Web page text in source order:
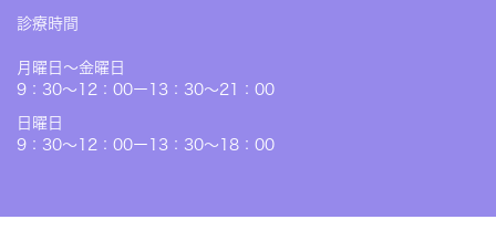
診療時間
月曜日〜金曜日
9：30～12：00ー13：30～21：00
日曜日
9：30～12：00ー13：30～18：00